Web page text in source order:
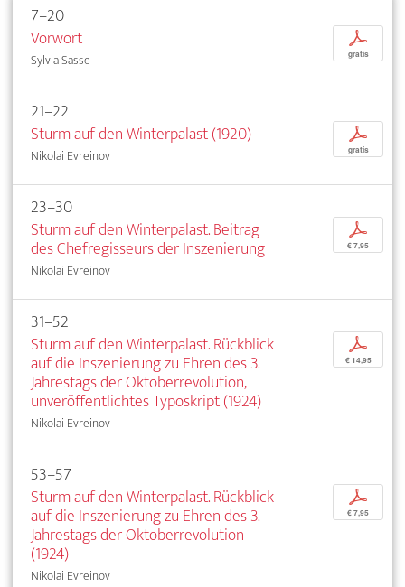
7–20
Vorwort
Sylvia Sasse
p
gratis
21–22
Sturm auf den Winterpalast (1920)
Nikolai Evreinov
p
gratis
23–30
Sturm auf den Winterpalast. Beitrag
des Chefregisseurs der Inszenierung
Nikolai Evreinov
p
€ 7,95
31–52
Sturm auf den Winterpalast. Rückblick
auf die Inszenierung zu Ehren des 3.
Jahrestags der Oktoberrevolution,
unveröffentlichtes Typoskript (1924)
Nikolai Evreinov
p
€ 14,95
53–57
Sturm auf den Winterpalast. Rückblick
auf die Inszenierung zu Ehren des 3.
Jahrestags der Oktoberrevolution
(1924)
Nikolai Evreinov
p
€ 7,95